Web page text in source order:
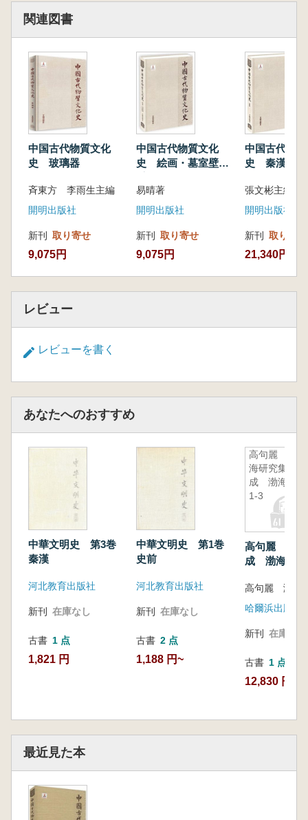
関連図書
中国古代物質文化
史 玻璃器
斉東方 李雨生主編
開明出版社
新刊 取り寄せ
9,075円
中国古代物質文化
史 絵画・墓室壁画
易晴著
開明出版社
新刊 取り寄せ
9,075円
中国古代物
史 秦漢
張文彬主編
開明出版社
新刊 取り寄せ
21,340円
レビュー
レビューを書く
あなたへのおすすめ
中華文明史 第3巻
秦漢
河北教育出版社
新刊 在庫なし
古書 1 点
1,821 円
中華文明史 第1巻
史前
河北教育出版社
新刊 在庫なし
古書 2 点
1,188 円~
高句麗 渤
海研究集
成 渤海巻
1-3
高句麗 渤海
成 渤海巻1-
哈爾浜出版社
新刊 在庫なし
古書 1 点
12,830 円
最近見た本